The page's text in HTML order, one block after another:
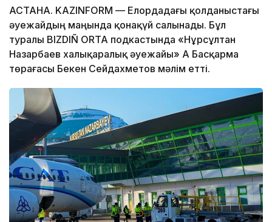
АСТАНА. KAZINFORM — Елордадағы қолданыстағы
әуежайдың маңында қонақүй салынады. Бұл
туралы BIZDIÑ ORTA подкастында «Нұрсұлтан
Назарбаев халықаралық әуежайы» АҚ Басқарма
төрағасы Бекен Сейдахметов мәлім етті.